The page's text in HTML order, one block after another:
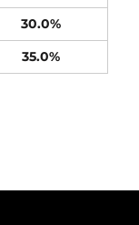
30.0%
35.0%